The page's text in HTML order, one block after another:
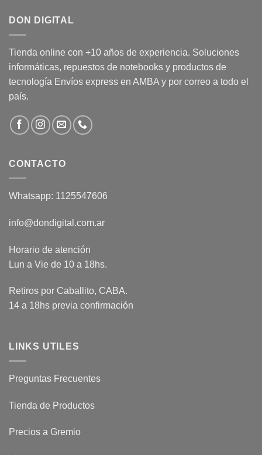
DON DIGITAL
Tienda online con +10 años de experiencia. Soluciones
informáticas, repuestos de notebooks y productos de
tecnología Envíos express en AMBA y por correo a todo el
país.
CONTACTO
Whatsapp: 1125547606
info@dondigital.com.ar
Horario de atención
Lun a Vie de 10 a 18hs.
Retiros por Caballito, CABA.
14 a 18hs previa confirmación
LINKS UTILES
Preguntas Frecuentes
Tienda de Productos
Precios a Gremio